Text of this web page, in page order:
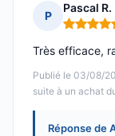
P
Pascal R.
Note : 5
Publié le 03/08/
suite à un achat
Très efficace,
Réponse de